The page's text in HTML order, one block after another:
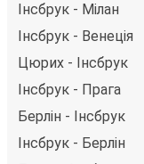
Інсбрук - Мілан
Інсбрук - Венеція
Цюрих - Інсбрук
Інсбрук - Прага
Берлін - Інсбрук
Інсбрук - Берлін